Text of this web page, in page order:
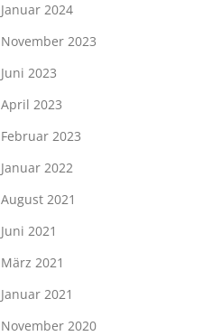
Januar 2024
November 2023
Juni 2023
April 2023
Februar 2023
Januar 2022
August 2021
Juni 2021
März 2021
Januar 2021
November 2020